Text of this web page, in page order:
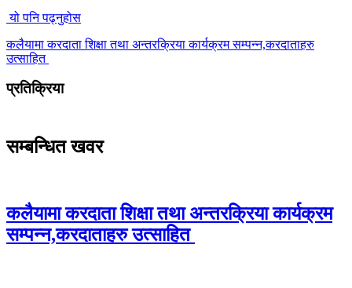
यो पनि पढ्नुहोस
कलैयामा करदाता शिक्षा तथा अन्तरक्रिया कार्यक्रम सम्पन्न,करदाताहरु
उत्साहित
प्रतिक्रिया
सम्बन्धित खवर
कलैयामा करदाता शिक्षा तथा अन्तरक्रिया कार्यक्रम
सम्पन्न,करदाताहरु उत्साहित